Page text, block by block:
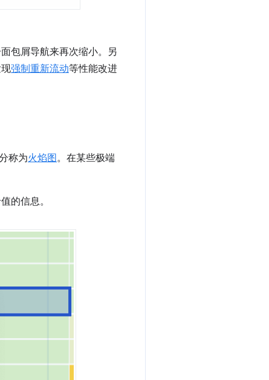
包屑导航来再次缩小。另
强制重新流动等性能改进
称为火焰图。在某些极端
的信息。